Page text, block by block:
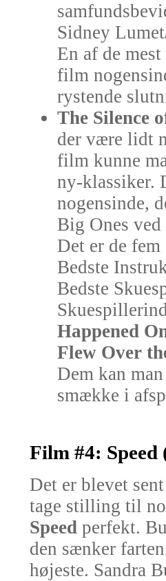
Sidney
En af de
film
rystende
The Silence
der være lidt
film kunne
ny-klassiker.
nogensinde,
Big Ones
Det er de
Bedste
Bedste
Happened
Flew Over
Dem kan
smække i
Film #4: Speed
Det er blevet
tage stilling til
Speed perfekt.
den sænker
højeste. Sandra